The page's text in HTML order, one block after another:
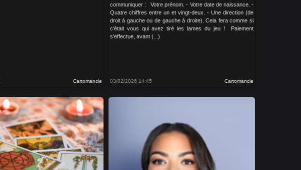
Cartomancie
communiquer : Votre prénom. - Votre date de naissance. -
Quatre chiffres entre un et vingt-deux. - Une direction (de
droit à gauche ou de gauche à droite). Cela fera comme si
c'était vous qui avez tiré les lames du jeu ! Paiement
s'effectue, avant (...)
03/02/2026 14:45 Cartomancie